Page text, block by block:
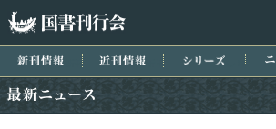
新刊情報 近刊情報 シリーズ